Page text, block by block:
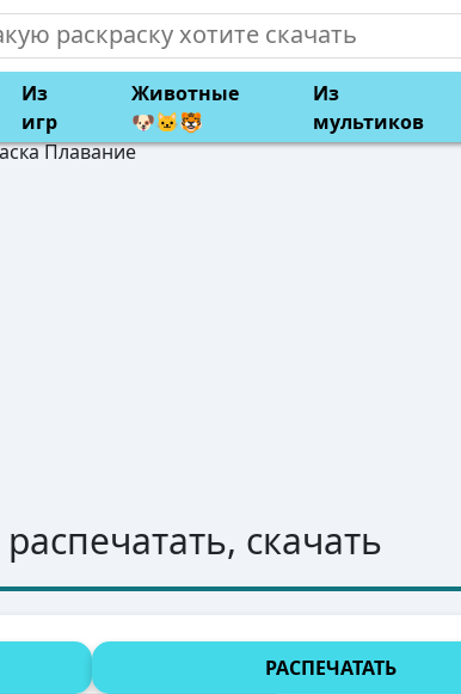
Из
игр
Животные
🐶🐱🐯
Из
мультиков
Плавание
распечатать, скачать
РАСПЕЧАТАТЬ